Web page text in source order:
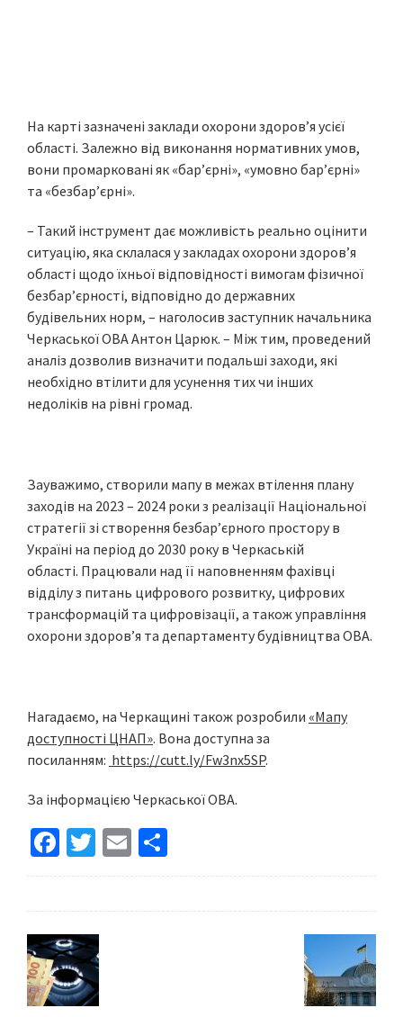
На карті зазначені заклади охорони здоров’я усієї
області. Залежно від виконання нормативних умов,
вони промарковані як «бар’єрні», «умовно бар’єрні»
та «безбар’єрні».
– Такий інструмент дає можливість реально оцінити
ситуацію, яка склалася у закладах охорони здоров’я
області щодо їхньої відповідності вимогам фізичної
безбар’єрності, відповідно до державних
будівельних норм, – наголосив заступник начальника
Черкаської ОВА Антон Царюк. – Між тим, проведений
аналіз дозволив визначити подальші заходи, які
необхідно втілити для усунення тих чи інших
недоліків на рівні громад.
Зауважимо, створили мапу в межах втілення плану
заходів на 2023 – 2024 роки з реалізації Національної
стратегії зі створення безбар’єрного простору в
Україні на період до 2030 року в Черкаській
області. Працювали над її наповненням фахівці
відділу з питань цифрового розвитку, цифрових
трансформацій та цифровізації, а також управління
охорони здоров’я та департаменту будівництва ОВА.
Нагадаємо, на Черкащині також розробили «Мапу
доступності ЦНАП». Вона доступна за
посиланням: https://cutt.ly/Fw3nx5SP.
За інформацією Черкаської ОВА.
Fa
ce
o
o
k
T
wi
er
E
m h